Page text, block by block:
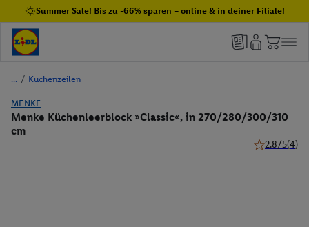
Summer Sale! Bis zu -66% sparen – online & in deiner Filiale!
/ Küchenzeilen
MENKE
Menke Küchenleerblock »Classic«, in 270/280/300/310
cm
2.8/5(4)